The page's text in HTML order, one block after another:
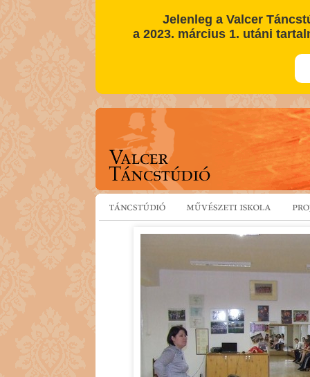
Jelenleg a Valcer
a 2023. március 1. utáni